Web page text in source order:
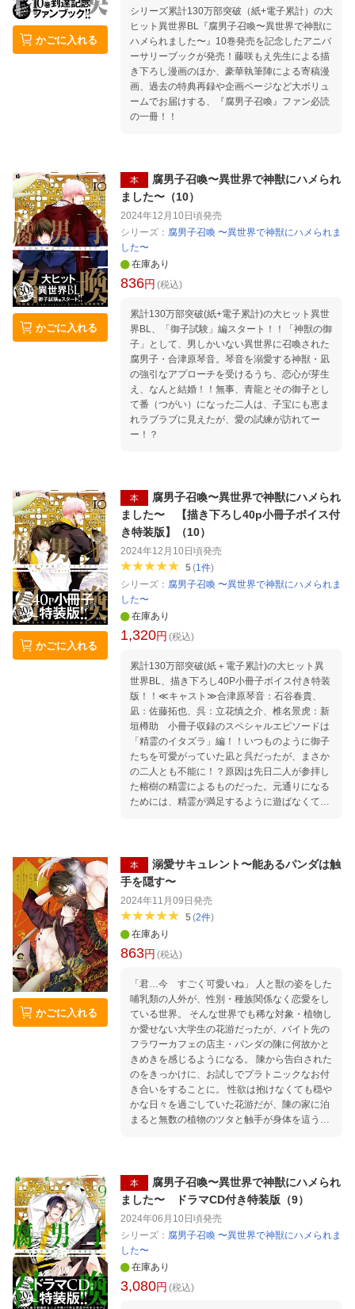
かごに入れる
シリーズ累計130万部突破（紙+電子累計）の大
ヒット異世界BL『腐男子召喚〜異世界で神獣に
ハメられました〜』10巻発売を記念したアニバ
ーサリーブックが発売！藤咲もえ先生による描
き下ろし漫画のほか、豪華執筆陣による寄稿漫
画、過去の特典再録や企画ページなど大ボリュ
ームでお届けする、『腐男子召喚』ファン必読
の一冊！！
かごに入れる
本
腐男子召喚〜異世界で神獣にハメられ
ました〜（10）
2024年12月10日頃発売
シリーズ： 腐男子召喚 〜異世界で神獣にハメられま
した〜
在庫あり
836円 (税込)
累計130万部突破(紙+電子累計)の大ヒット異世
界BL、「御子試験」編スタート！！「神獣の御
子」として、男しかいない異世界に召喚された
腐男子・合津原琴音。琴音を溺愛する神獣・凪
の強引なアプローチを受けるうち、恋心が芽生
え、なんと結婚！！無事、青龍とその御子とし
て番（つがい）になった二人は、子宝にも恵ま
れラブラブに見えたが、愛の試練が訪れてー
ー！？
かごに入れる
本
腐男子召喚〜異世界で神獣にハメられ
ました〜 【描き下ろし40p小冊子ボイス付
き特装版】（10）
2024年12月10日頃発売
5(1件)
シリーズ： 腐男子召喚 〜異世界で神獣にハメられま
した〜
在庫あり
1,320円 (税込)
累計130万部突破(紙＋電子累計)の大ヒット異
世界BL、描き下ろし40P小冊子ボイス付き特装
版！！≪キャスト≫合津原琴音：石谷春貴、
凪：佐藤拓也、呉：立花慎之介、椎名景虎：新
垣樽助 小冊子収録のスペシャルエピソードは
「精霊のイタズラ」編！！いつものように御子
たちを可愛がっていた凪と呉だったが、まさか
の二人とも不能に！？原因は先日二人が参拝し
た榕樹の精霊によるものだった。元通りになる
ためには、精霊が満足するように遊ばなくては
かごに入れる
本
溺愛サキュレント〜能あるパンダは触
手を隠す〜
2024年11月09日 発売
5(2件)
在庫あり
863円 (税込)
「君…今 すごく可愛いね」 人と獣の姿をした
哺乳類の人外が、性別・種族関係なく恋愛をし
ている世界。 そんな世界でも稀な対象・植物し
か愛せない大学生の花游だったが、バイト先の
フラワーカフェの店主・パンダの陳に何故かと
きめきを感じるようになる。 陳から告白された
のをきっかけに、お試しでプラトニックなお付
き合いをすることに。 性欲は抱けなくても穏や
かな日々を過ごしていた花游だが、陳の家に泊
まると無数の植物のツタと触手が身体を這う夢
本
腐男子召喚〜異世界で神獣にハメられ
ました〜 ドラマCD付き特装版（9）
2024年06月10日頃発売
シリーズ： 腐男子召喚 〜異世界で神獣にハメられま
した〜
在庫あり
3,080円 (税込)